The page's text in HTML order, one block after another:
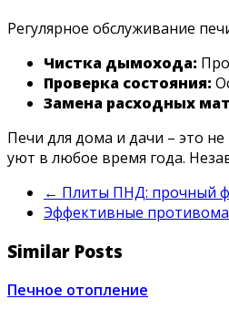
Регулярное обслуживание
Чистка дымохода:
Проверка состояния:
Замена расходных
Печи для дома и дачи – это
уют в любое время года.
← Плиты ПНД: прочный
Эффективные
Similar Posts
Печное отопление